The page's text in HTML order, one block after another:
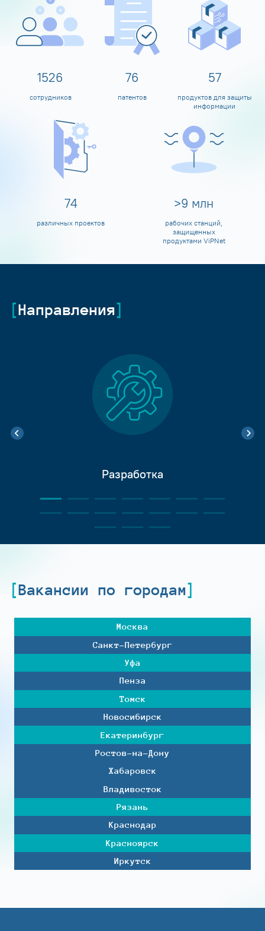
1600
сотрудников
80
патентов
60
продуктов для защиты
информации
80
различных проектов
>10 млн
рабочих станций,
защищенных
продуктами ViPNet
Направления
Разработка
Вакансии по городам
Москва
Санкт-Петербург
Уфа
Пенза
Томск
Новосибирск
Екатеринбург
Ростов-на-Дону
Хабаровск
Владивосток
Рязань
Краснодар
Красноярск
Иркутск